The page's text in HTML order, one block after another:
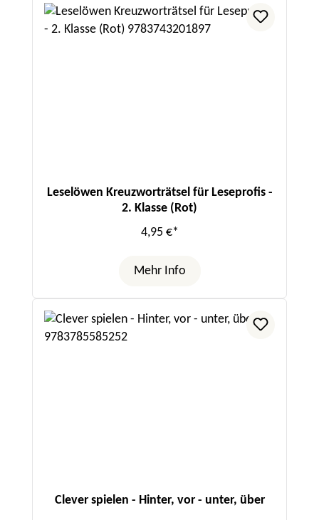
Leselöwen Kreuzworträtsel für Leseprofis -
2. Klasse (Rot)
4,95 €*
Mehr Info
Clever spielen - Hinter, vor - unter, über